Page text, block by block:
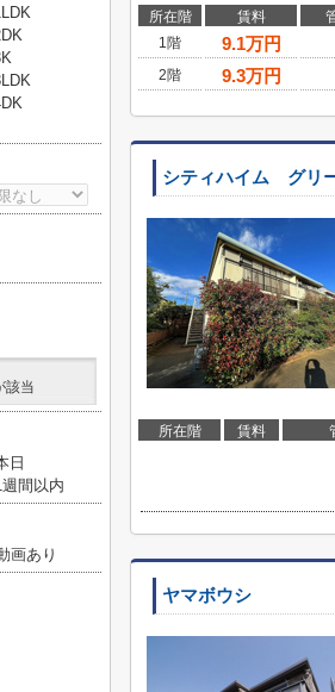
所在階 賃料
1階
9.1万円
2階
9.3万円
シティハイム グリ
所在階 賃料
ヤマボウシ
該当
日
週間以内
画あり